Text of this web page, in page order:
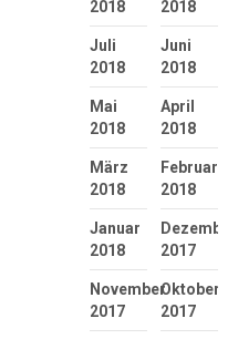
2018
2018
Juli
2018
Juni
2018
Mai
2018
April
2018
März
2018
Februar
2018
Januar
2018
2017
November
2017
Oktober
2017